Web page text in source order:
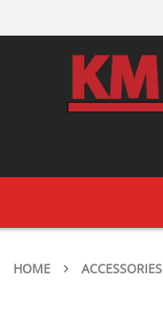
HOME ACCESSORIES